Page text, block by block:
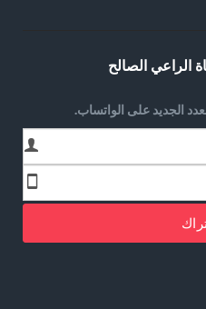
الراعي الصالح
الجديد على الواتساب.